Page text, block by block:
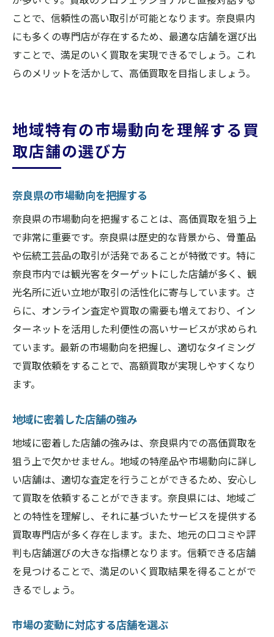
ことで、信頼性の高い取引が可能となります。奈良県内
にも多くの専門店が存在するため、最適な店舗を選び出
すことで、満足のいく買取を実現できるでしょう。これ
らのメリットを活かして、高価買取を目指しましょう。
地域特有の市場動向を理解する買
取店舗の選び方
奈良県の市場動向を把握する
奈良県の市場動向を把握することは、高価買取を狙う上
で非常に重要です。奈良県は歴史的な背景から、骨董品
や伝統工芸品の取引が活発であることが特徴です。特に
奈良市内では観光客をターゲットにした店舗が多く、観
光名所に近い立地が取引の活性化に寄与しています。さ
らに、オンライン査定や買取の需要も増えており、イン
ターネットを活用した利便性の高いサービスが求められ
ています。最新の市場動向を把握し、適切なタイミング
で買取依頼をすることで、高額買取が実現しやすくなり
ます。
地域に密着した店舗の強み
地域に密着した店舗の強みは、奈良県内での高価買取を
狙う上で欠かせません。地域の特産品や市場動向に詳し
い店舗は、適切な査定を行うことができるため、安心し
て買取を依頼することができます。奈良県には、地域ご
との特性を理解し、それに基づいたサービスを提供する
買取専門店が多く存在します。また、地元の口コミや評
判も店舗選びの大きな指標となります。信頼できる店舗
を見つけることで、満足のいく買取結果を得ることがで
きるでしょう。
市場の変動に対応する店舗を選ぶ